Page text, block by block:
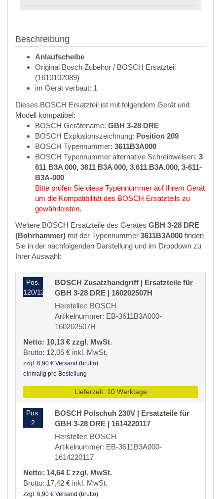
Beschreibung
Anlaufscheibe
Original Bosch Zubehör / BOSCH Ersatzteil
(1610102089)
im Gerät verbaut: 1
Dieses BOSCH Ersatzteil ist mit folgendem Gerät und
Modell kompatibel:
BOSCH Gerätename: GBH 3-28 DRE
BOSCH Explosionszeichnung: Position 209
BOSCH Typennummer: 3611B3A000
BOSCH Typennummer alternative Schreibweisen: 3
611 B3A 000, 3611 B3A 000, 3.611.B3A.000, 3-611-
B3A-000
Bitte prüfen Sie diese Typennummer auf Ihrem Gerät
um die Kompatibilität des BOSCH Ersatzteils zu
gewährleisten.
Weitere BOSCH Ersatzteile des Gerätes GBH 3-28 DRE
(Bohrhammer) mit der Typennummer 3611B3A000 finden
Sie in der nachfolgenden Darstellung und im Dropdown zu
Ihrer Auswahl:
Pos.
120/120
BOSCH Zusatzhandgriff | Ersatzteile für
GBH 3-28 DRE | 160202507H
Hersteller: BOSCH
Artikelnummer: EB-3611B3A000-
160202507H
Netto: 10,13 € zzgl. MwSt.
Brutto: 12,05 € inkl. MwSt.
zzgl. 6,90 € Versand (brutto)
einmalig pro Bestellung
Lieferzeit: 10 Werktage
Pos.
2
BOSCH Polschuh 230V | Ersatzteile für
GBH 3-28 DRE | 1614220117
Hersteller: BOSCH
Artikelnummer: EB-3611B3A000-
1614220117
Netto: 14,64 € zzgl. MwSt.
Brutto: 17,42 € inkl. MwSt.
zzgl. 6,90 € Versand (brutto)